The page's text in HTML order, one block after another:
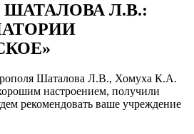
Л.В.:
Шаталова Л.В., Хомуха К.А.
настроением, получили
рекомендовать ваше учреждение